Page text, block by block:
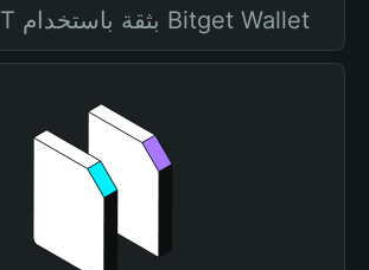
WOKEGPT بثقة باستخدام Bitget Wallet